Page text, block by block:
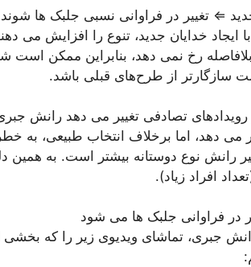
⇐ تغییر در فراوانی نسبی جلبک ها
خدایان جدید، تنوع را افزایش می
رخ نمی دهد، بنابراین ممکن است
سازگارتر از طرح‌های قبلی باشد.
رویدادهای تصادفی تغییر می دهد رانش
می دهد، اما برخلاف انتخاب طبیعی، به
رانش نوع دوستانه بیشتر است. به همین
افراد زیاد).
در فراوانی جلبک ها می شود
جبری، تماشای ویدیوی زیر را که